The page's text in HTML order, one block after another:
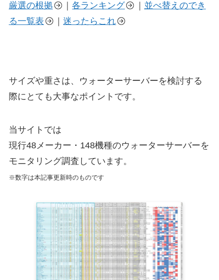
厳選の根拠 ｜各ランキング
並べ替えのでき
る一覧表
｜迷ったらこれ
サイズや重さは、ウォーターサーバーを検討する
際にとても大事なポイントです。
当サイトでは
現行48メーカー・148機種のウォーターサーバーを
モニタリング調査しています。
※数字は本記事更新時のものです